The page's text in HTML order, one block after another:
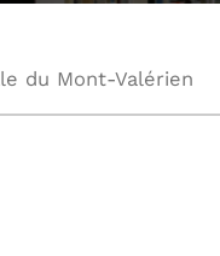
du Mont-Valérien